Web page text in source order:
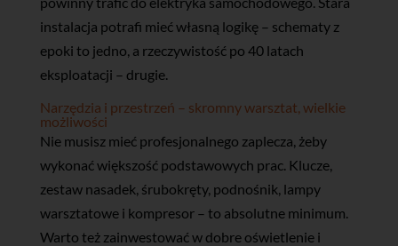
instalacja potrafi mieć własną logikę – schematy z
epoki to jedno, a rzeczywistość po 40 latach
eksploatacji – drugie.
Narzędzia i przestrzeń – skromny warsztat, wielkie
możliwości
Nie musisz mieć profesjonalnego zaplecza, żeby
wykonać większość podstawowych prac. Klucze,
zestaw nasadek, śrubokręty, podnośnik, lampy
warsztatowe i kompresor – to absolutne minimum.
Warto też zainwestować w dobre oświetlenie i